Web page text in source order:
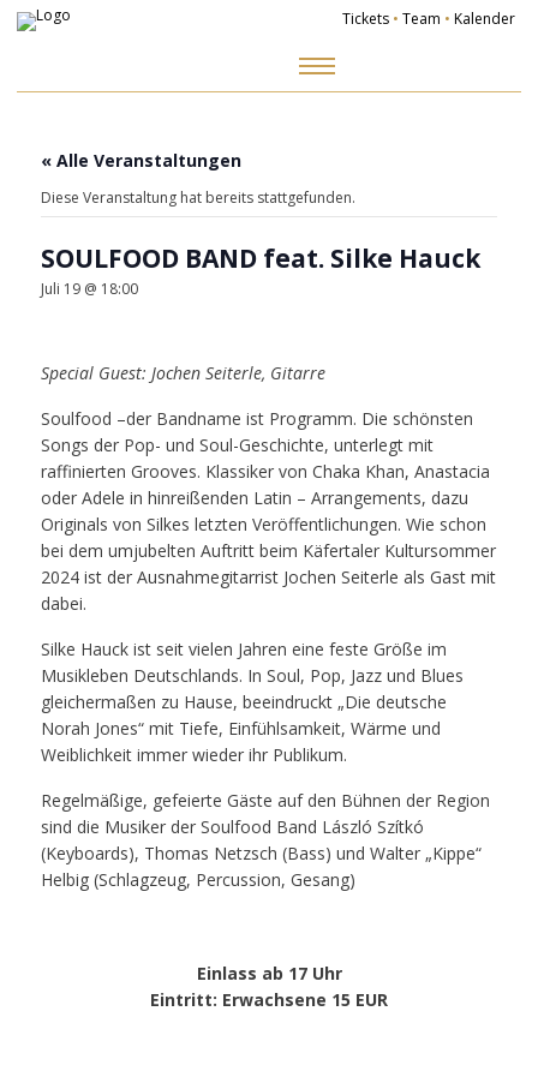
Tickets • Team • Kalender
« Alle Veranstaltungen
Diese Veranstaltung hat bereits stattgefunden.
SOULFOOD BAND feat. Silke Hauck
Juli 19 @ 18:00
Special Guest: Jochen Seiterle, Gitarre
Soulfood –der Bandname ist Programm. Die schönsten
Songs der Pop- und Soul-Geschichte, unterlegt mit
raffinierten Grooves. Klassiker von Chaka Khan, Anastacia
oder Adele in hinreißenden Latin – Arrangements, dazu
Originals von Silkes letzten Veröffentlichungen. Wie schon
bei dem umjubelten Auftritt beim Käfertaler Kultursommer
2024 ist der Ausnahmegitarrist Jochen Seiterle als Gast mit
dabei.
Silke Hauck ist seit vielen Jahren eine feste Größe im
Musikleben Deutschlands. In Soul, Pop, Jazz und Blues
gleichermaßen zu Hause, beeindruckt „Die deutsche
Norah Jones“ mit Tiefe, Einfühlsamkeit, Wärme und
Weiblichkeit immer wieder ihr Publikum.
Regelmäßige, gefeierte Gäste auf den Bühnen der Region
sind die Musiker der Soulfood Band László Szítkó
(Keyboards), Thomas Netzsch (Bass) und Walter „Kippe“
Helbig (Schlagzeug, Percussion, Gesang)
Einlass ab 17 Uhr
Eintritt: Erwachsene 15 EUR